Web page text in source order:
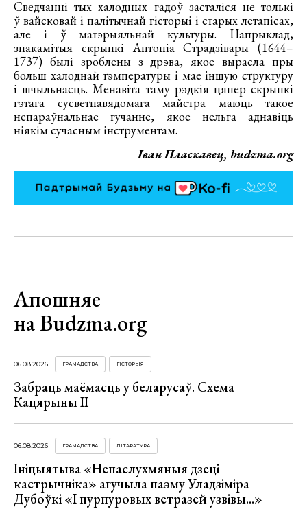
Сведчанні тых халодных гадоў засталіся не толькі
ў вайсковай і палітычнай гісторыі і старых летапісах,
але і ў матэрыяльнай культуры. Напрыклад,
знакамітыя скрыпкі Антоніа Страдзівары (1644–
1737) былі зроблены з дрэва, якое вырасла пры
больш халоднай тэмпературы і мае іншую структуру
і шчыльнасць. Менавіта таму рэдкія цяпер скрыпкі
гэтага сусветнавядомага майстра маюць такое
непараўнальнае гучанне, якое нельга аднавіць
ніякім сучасным інструментам.
Іван Пласкавец, budzma.org
Апошняе
на Budzma.org
06.08.2026 ГРАМАДСТВА ГІСТОРЫЯ
Забраць маёмасць у беларусаў. Схема
Кацярыны ІІ
06.08.2026 ГРАМАДСТВА ЛІТАРАТУРА
Ініцыятыва «Непаслухмяныя дзеці
кастрычніка» агучыла паэму Уладзіміра
Дубоўкі «І пурпуровых ветразей узвівы...»